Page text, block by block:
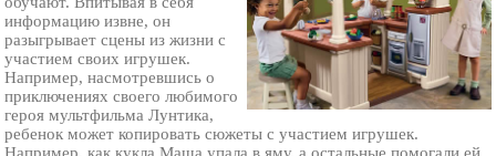
информацию извне, он
разыгрывает сцены из жизни с
участием своих игрушек.
Например, насмотревшись о
приключениях своего любимого
героя мультфильма Лунтика,
ребенок может копировать сюжеты с участием игрушек.